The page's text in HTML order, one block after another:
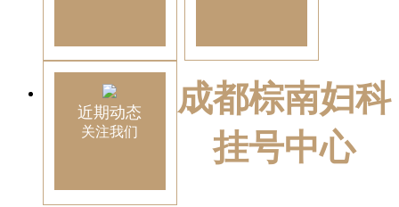
近期动态
关注我们
成都棕南妇科
挂号中心